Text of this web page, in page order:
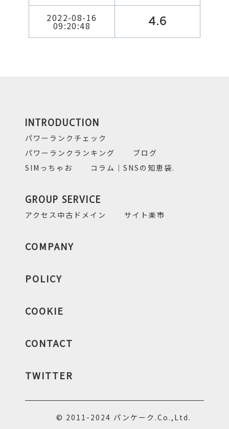
2022-08-16
09:20:48 4.6
INTRODUCTION
パワーランクチェック
パワーランクランキング
ブログ
SIMっちゃお
コラム｜SNSの知恵袋.
GROUP SERVICE
アクセス中古ドメイン サイト楽市
COMPANY
POLICY
COOKIE
CONTACT
TWITTER
© 2011-2024 パンケーク.Co.,Ltd.